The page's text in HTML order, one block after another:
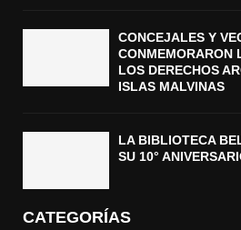
CONCEJALES Y
CONMEMORARON
LOS DERECHOS
ISLAS MALVINAS
LA BIBLIOTECA
SU 10°
CATEGORÍAS